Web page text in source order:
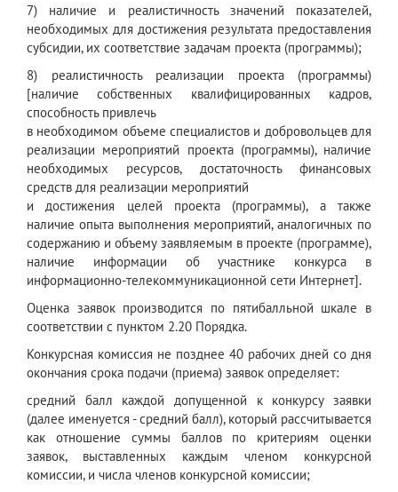
7) наличие и реалистичность значений показателей,
необходимых для достижения результата предоставления
субсидии, их соответствие задачам проекта (программы);
8) реалистичность реализации проекта (программы)
[наличие собственных квалифицированных кадров,
способность привлечь
в необходимом объеме специалистов и добровольцев для
реализации мероприятий проекта (программы), наличие
необходимых ресурсов, достаточность финансовых
средств для реализации мероприятий
и достижения целей проекта (программы), а также
наличие опыта выполнения мероприятий, аналогичных по
содержанию и объему заявляемым в проекте (программе),
наличие информации об участнике конкурса в
информационно-телекоммуникационной сети Интернет].
Оценка заявок производится по пятибалльной шкале в
соответствии с пунктом 2.20 Порядка.
Конкурсная комиссия не позднее 40 рабочих дней со дня
окончания срока подачи (приема) заявок определяет:
средний балл каждой допущенной к конкурсу заявки
(далее именуется - средний балл), который рассчитывается
как отношение суммы баллов по критериям оценки
заявок, выставленных каждым членом конкурсной
комиссии, и числа членов конкурсной комиссии;